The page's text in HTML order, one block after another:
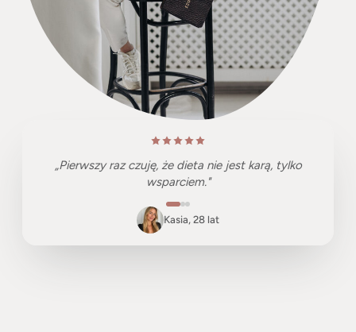
„Pierwszy raz czuję, że dieta nie jest karą, tylko
wsparciem."
Kasia, 28 lat